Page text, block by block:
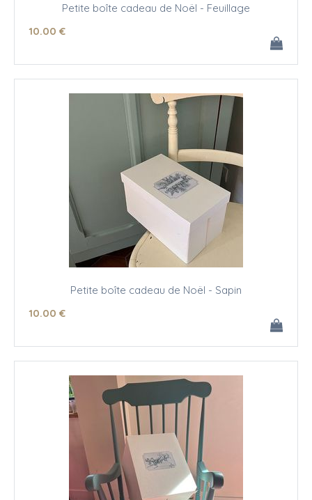
Petite boîte cadeau de Noël - Feuillage
10.00 €
Petite boîte cadeau de Noël - Sapin
10.00 €